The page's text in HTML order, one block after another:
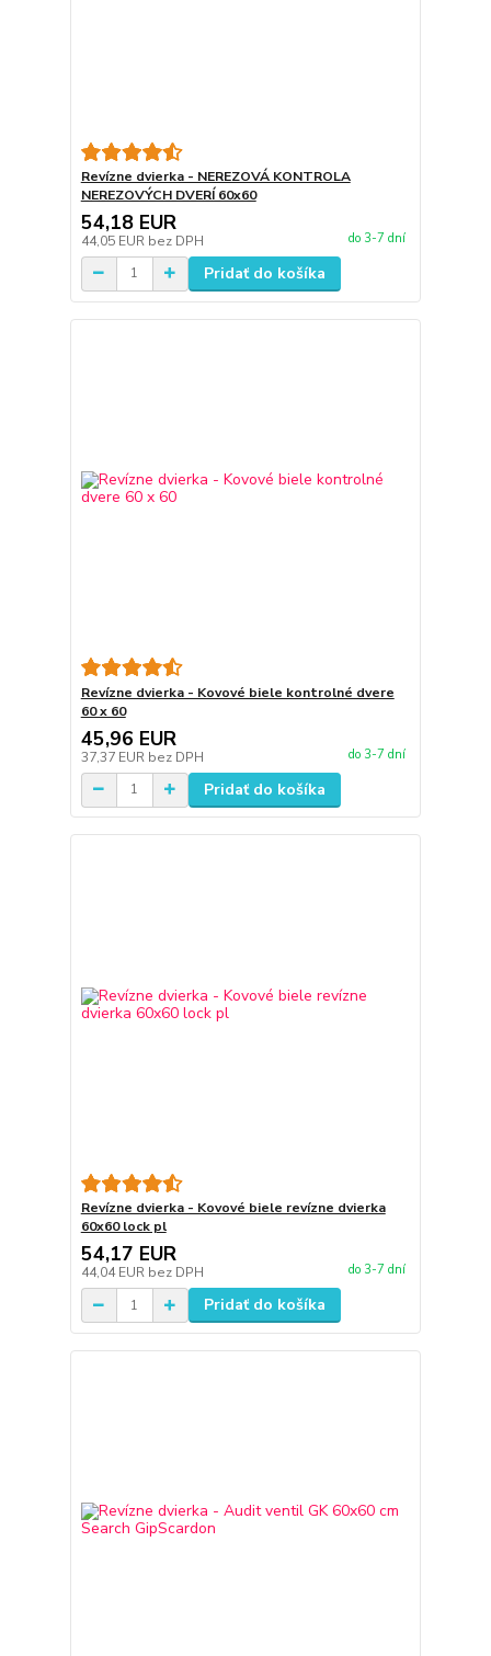
Revízne dvierka - NEREZOVÁ KONTROLA
NEREZOVÝCH DVERÍ 60x60
54,18 EUR
44,05 EUR bez DPH do 3-7 dní
Pridať do košíka
Revízne dvierka - Kovové biele kontrolné dvere
60 x 60
45,96 EUR
37,37 EUR bez DPH do 3-7 dní
Pridať do košíka
Revízne dvierka - Kovové biele revízne dvierka
60x60 lock pl
54,17 EUR
44,04 EUR bez DPH do 3-7 dní
Pridať do košíka